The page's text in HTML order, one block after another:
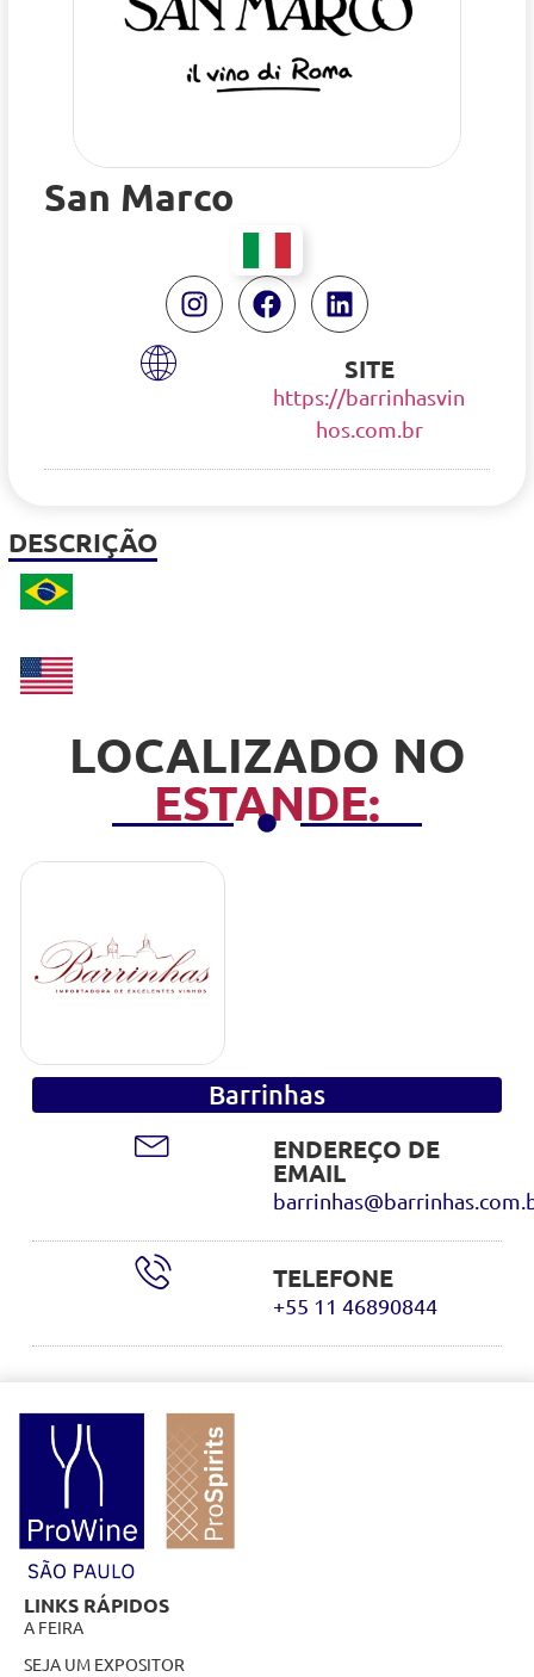
DESCRIÇÃO
LOCALIZADO NO
ESTANDE:
Barrinhas
ENDEREÇO DE
EMAIL
TELEFONE
+55 11 46890844
San Marco
SITE
https://barrinhasvin
hos.com.br
LINKS RÁPIDOS
A FEIRA
SEJA UM EXPOSITOR